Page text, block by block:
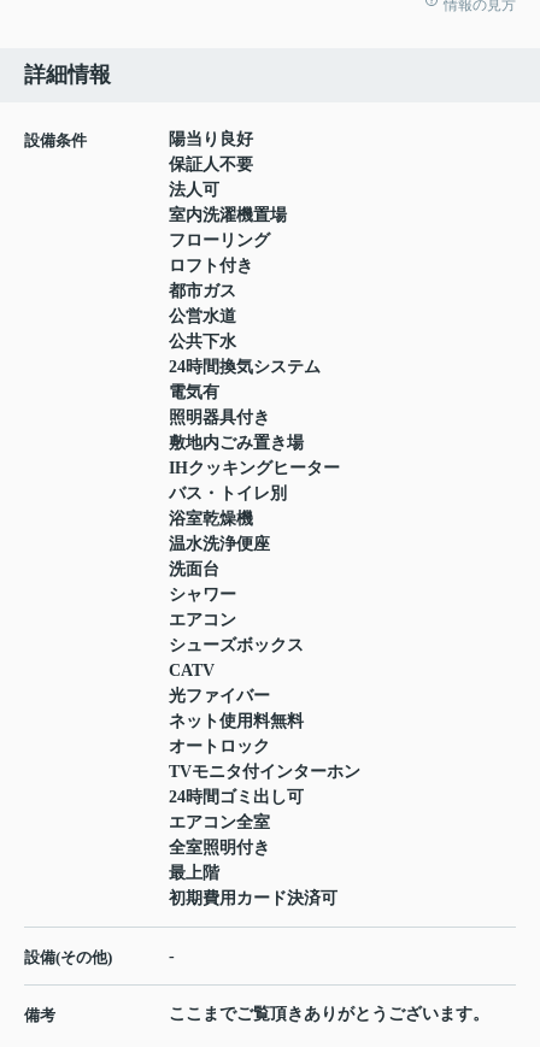
情報の見方
詳細情報
設備条件
陽当り良好
保証人不要
法人可
室内洗濯機置場
フローリング
ロフト付き
都市ガス
公営水道
公共下水
24時間換気システム
電気有
照明器具付き
敷地内ごみ置き場
IHクッキングヒーター
バス・トイレ別
浴室乾燥機
温水洗浄便座
洗面台
シャワー
エアコン
シューズボックス
CATV
光ファイバー
ネット使用料無料
オートロック
TVモニタ付インターホン
24時間ゴミ出し可
エアコン全室
全室照明付き
最上階
初期費用カード決済可
設備(その他) -
備考 ここまでご覧頂きありがとうございます。